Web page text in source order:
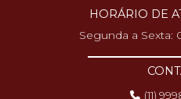
HORÁRIO DE
Segunda a Sexta:
(11)